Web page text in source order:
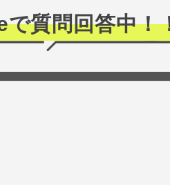
で質問回答中！